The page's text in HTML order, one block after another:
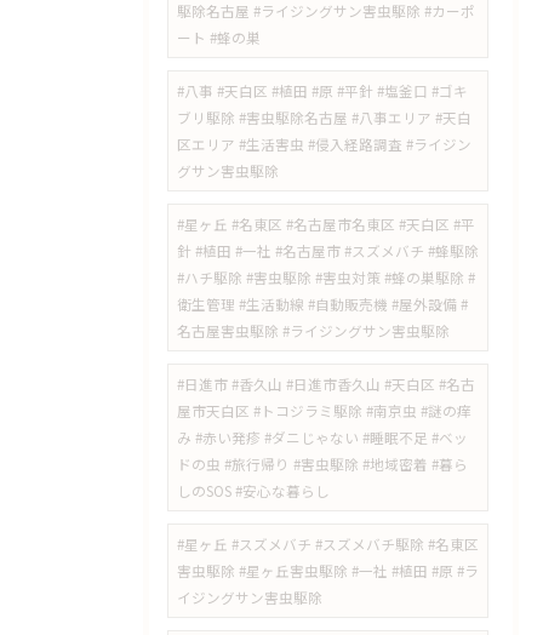
駆除名古屋 #ライジングサン害虫駆除 #カーポ
ート #蜂の巣
#八事 #天白区 #植田 #原 #平針 #塩釜口 #ゴキ
ブリ駆除 #害虫駆除名古屋 #八事エリア #天白
区エリア #生活害虫 #侵入経路調査 #ライジン
グサン害虫駆除
#星ヶ丘 #名東区 #名古屋市名東区 #天白区 #平
針 #植田 #一社 #名古屋市 #スズメバチ #蜂駆除
#ハチ駆除 #害虫駆除 #害虫対策 #蜂の巣駆除 #
衛生管理 #生活動線 #自動販売機 #屋外設備 #
名古屋害虫駆除 #ライジングサン害虫駆除
​#日進市 #香久山 #日進市香久山 #天白区 #名古
屋市天白区 #トコジラミ駆除 #南京虫 #謎の痒
み #赤い発疹 #ダニじゃない #睡眠不足 #ベッ
ドの虫 #旅行帰り #害虫駆除 #地域密着 #暮ら
しのSOS #安心な暮らし
#星ヶ丘 #スズメバチ #スズメバチ駆除 #名東区
害虫駆除 #星ヶ丘害虫駆除 #一社 #植田 #原 #ラ
イジングサン害虫駆除